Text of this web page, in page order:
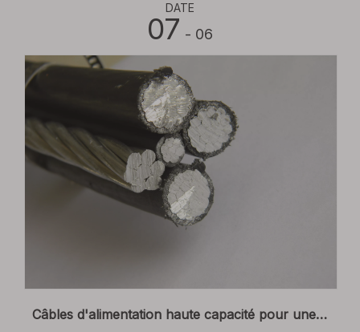
DATE
07 - 06
Câbles d'alimentation haute capacité pour une distribution d'énergie sûre et efficace dans les grandes installations